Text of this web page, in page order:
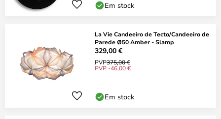
Em stock
La Vie Candeeiro de Tecto/Candeeiro de
Parede Ø50 Amber - Slamp
329,00 €
PVP375,00 €
PVP -46,00 €
Em stock